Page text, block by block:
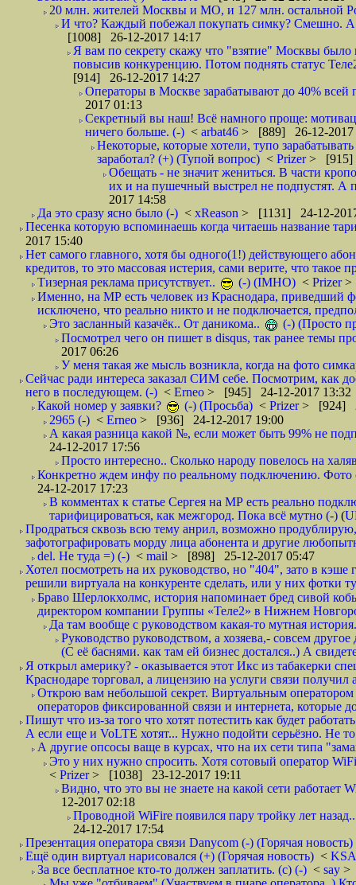
20 млн. жителей Москвы и МО, и 127 млн. остальной
И что? Каждый побежал покупать симку? Смешно. А
[1008] 26-12-2017 14:17
Я вам по секрету скажу что "взятие" Москвы
повысив конкуренцию. Потом поднять статус
[914] 26-12-2017 14:27
Операторы в Москве зарабатывают до 40% всей
2017 01:13
Секретный вы наш! Всё намного проще:
ничего больше. (-) < arbat46 > [889] 26-12-2017
Некоторые, которые хотели, тупо
заработал? (+) (Тупой вопрос) < Prizer> [915]
Обещать - не значит жениться. В части
их и на пушечный выстрел не подпустят. А
2017 14:58
Да это сразу ясно было (-) < xReason > [1131] 24-12-
Песенка которую вспоминаешь когда читаешь название
2017 15:40
Нет самого главного, хотя бы одного(1!) действующего
кредитов, то это массовая истерия, сами верите, что такое
Тизерная реклама присутствует..
(-) (IMHO) < Prizer>
Именно, на МР есть человек из Краснодара, приведший
исключено, что реально никто и не подключается,
Это засланный казачёк.. От даникома..
(-) (Просто
Посмотрел чего он пишет в disqus, так ранее темы
2017 06:26
У меня такая же мысль возникла, когда на фото
Сейчас ради интереса заказал СИМ себе. Посмотрим, как
него в последующем. (-) < Erneo > [945] 24-12-2017 13:32
Какой номер у заявки?
(-) (Просьба) < Prizer> [924]
2965 (-) < Erneo > [936] 24-12-2017 19:00
А какая разница какой №, если может быть 99% не
24-12-2017 17:56
Просто интересно.. Сколько народу повелось на
Конкретно ждем инфу по реальному подключению. Фото
24-12-2017 17:23
В комментах к статье Сергея на МР есть реально
тарифицироваться, как межгород. Пока всё мутно (-) (
Продраться сквозь всю тему анрил, возможно
зафотографировать морду лица абонента и другие
del. Не туда =) (-) < mail > [898] 25-12-2017 05:47
Хотел посмотреть на их руководство, но "404", зато в
решили виртуала на конкуренте сделать, или у них фотки
Браво Шерлокхолмс, история напоминает бред сивой
директором компании Группы «Теле2» в Нижнем
Да там вообще с руководством какая-то мутная
Руководство руководством, а хозяева,- совсем
(С её баснями. как там ей бизнес достался..) А
Я открыл америку? - оказывается этот Икс из табакерки
Краснодаре торговал, а лицензию на услуги связи получил
Открою вам небольшой секрет. Виртуальным оператором
операторов фиксированной связи и интернета, которые
Пишут что из-за того что хотят потестить как будет
А если еще и VoLTE хотят... Нужно подойти серьёзно. Не
А другие опсосы ваще в курсах, что на их сети типа
Это у них нужно спросить. Хотя сотовый оператор
< Prizer> [1038] 23-12-2017 19:11
Видно, что это вы не знаете на какой сети
12-2017 02:18
Проводной WiFire появился пару тройку лет
24-12-2017 17:54
Презентация оператора связи Danycom (-) (Горячая новость)
Ещё один виртуал нарисовался (+) (Горячая новость) <
За все бесплатное кто-то должен заплатить. (с) (-) < say >